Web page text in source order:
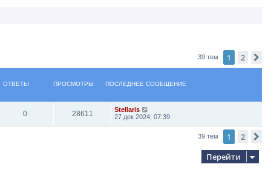
39 тем 1 2
ОТВЕТЫ ПРОСМОТРЫ ПОСЛЕДНЕЕ СООБЩЕНИЕ
0 28611
Stellaris
27 дек 2024, 07:39
39 тем 1 2
Перейти